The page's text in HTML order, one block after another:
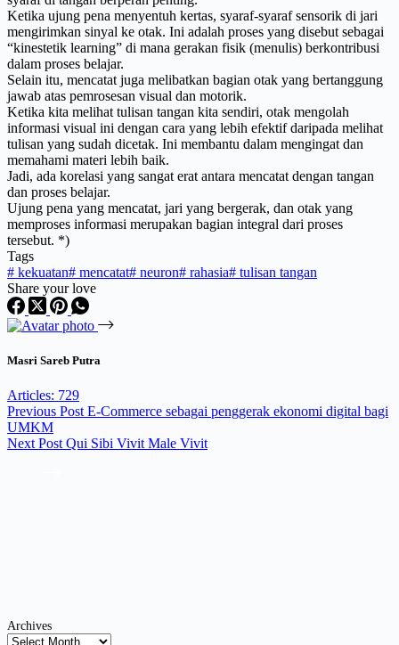
Ketika ujung pena menyentuh kertas, syaraf-syaraf sensorik di jari
mengirimkan sinyal ke otak. Ini adalah proses yang disebut sebagai
“kinestetik learning” di mana gerakan fisik (menulis) berkontribusi
dalam proses belajar.
Selain itu, mencatat juga melibatkan bagian otak yang bertanggung
jawab atas pemrosesan visual dan motorik.
Ketika kita melihat tulisan tangan kita sendiri, otak mengolah
informasi visual ini dengan cara yang lebih efektif daripada melihat
tulisan yang sudah dicetak. Ini membantu dalam mengingat dan
memahami materi lebih baik.
Jadi, ada korelasi yang sangat erat antara mencatat dengan tangan
dan proses belajar.
Ujung pena yang mencatat, jari yang bergerak, dan otak yang
memproses informasi merupakan bagian integral dari proses
tersebut. *)
Tags
# kekuatan# mencatat# neuron# rahasia# tulisan tangan
Share your love
Masri Sareb Putra
Articles: 729
Previous Post E-Commerce sebagai penggerak ekonomi digital bagi
UMKM
Next Post Qui Sibi Vivit Male Vivit
Archives